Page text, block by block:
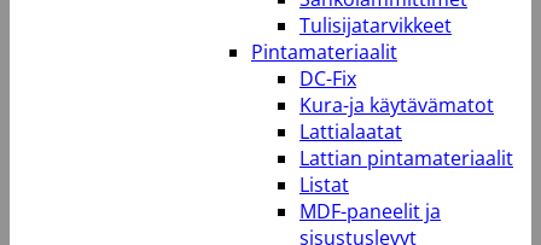
Tulisijatarvikkeet
Pintamateriaalit
DC-Fix
Kura-ja käytävämatot
Lattialaatat
Lattian pintamateriaalit
Listat
MDF-paneelit ja
sisustuslevyt